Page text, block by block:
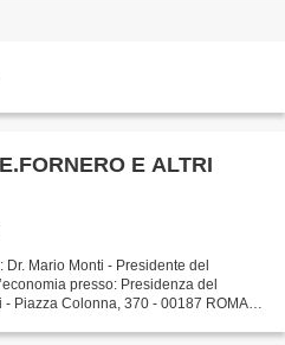
E ALTRI
Mario Monti - Presidente del
presso: Presidenza del
Piazza Colonna, 370 - 00187 ROMA